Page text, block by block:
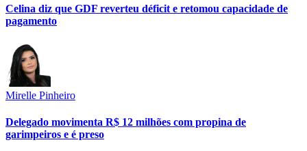
Celina diz que GDF reverteu déficit e retomou capacidade de
pagamento
Mirelle Pinheiro
Delegado movimenta R$ 12 milhões com propina de
garimpeiros e é preso